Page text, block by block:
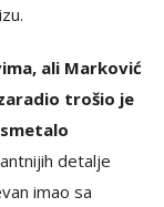
ali Marković
trošio je
detalje
imao sa